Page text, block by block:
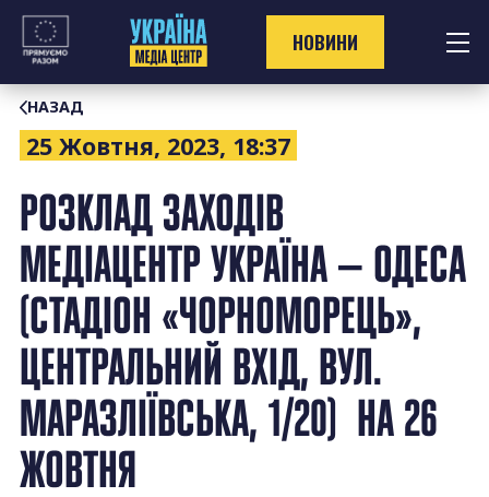
Перейти
контенту
НОВИНИ
НАЗАД
25 Жовтня, 2023, 18:37
РОЗКЛАД ЗАХОДІВ
МЕДІАЦЕНТР УКРАЇНА — ОДЕСА
(СТАДІОН «ЧОРНОМОРЕЦЬ»,
ЦЕНТРАЛЬНИЙ ВХІД, ВУЛ.
МАРАЗЛІЇВСЬКА, 1/20) НА 26
ЖОВТНЯ